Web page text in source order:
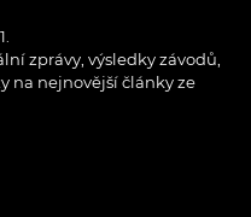
zprávy, výsledky závodů,
na nejnovější články ze